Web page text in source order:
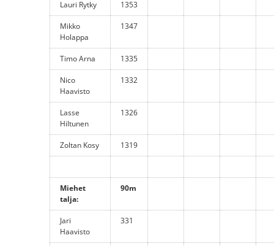
Lauri Rytky 1353
Mikko
Holappa
1347
Timo Arna 1335
Nico
Haavisto
1332
Lasse
Hiltunen
1326
Zoltan Kosy 1319
Miehet
talja:
90m
Jari
Haavisto
331